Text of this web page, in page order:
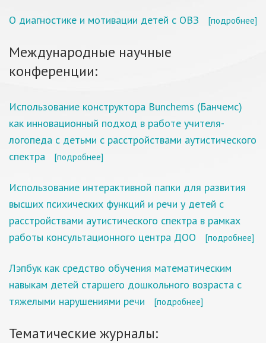
О диагностике и мотивации детей с ОВЗ [подробнее]
Международные научные
конференции:
Использование конструктора Bunchems (Банчемс)
как инновационный подход в работе учителя-
логопеда с детьми с расстройствами аутистического
спектра
[подробнее]
Использование интерактивной папки для развития
высших психических функций и речи у детей с
расстройствами аутистического спектра в рамках
работы консультационного центра ДОО
[подробнее]
Лэпбук как средство обучения математическим
навыкам детей старшего дошкольного возраста с
тяжелыми нарушениями речи
[подробнее]
Тематические журналы: